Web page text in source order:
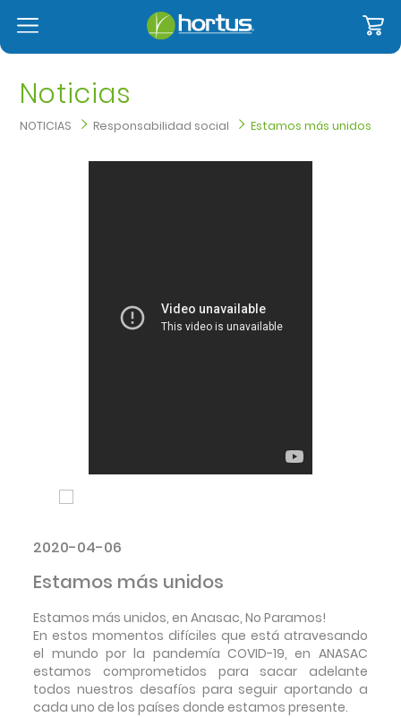
Noticias
NOTICIAS Responsabilidad social Estamos más unidos
2020-04-06
Estamos más unidos
Estamos más unidos, en Anasac, No Paramos!
En estos momentos difíciles que está atravesando
el mundo por la pandemía COVID-19, en ANASAC
estamos comprometidos para sacar adelante
todos nuestros desafíos para seguir aportando a
cada uno de los países donde estamos presente.